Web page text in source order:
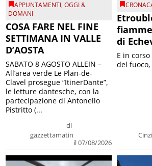
APPUNTAMENTI,OGGI &
DOMANI
COSA FARE NEL FINE
SETTIMANA IN VALLE
D’AOSTA
di
gazzettamatin
il 07/08/2026
SABATO 8 AGOSTO ALLEIN –
All’area verde Le Plan-de-
Clavel prosegue “ItinerDante”,
le letture dantesche, con la
partecipazione di Antonello
Pistritto (...
di
E in
del